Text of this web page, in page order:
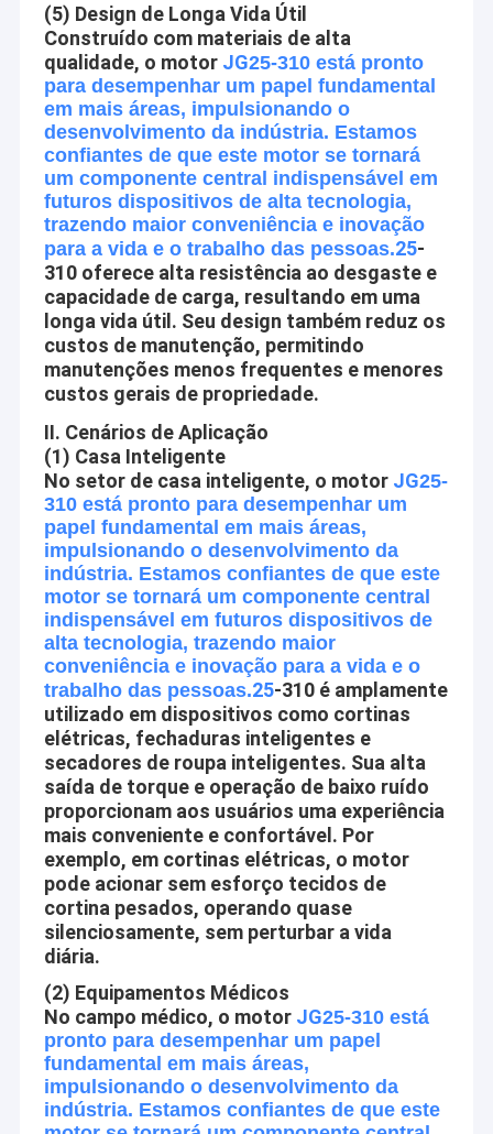
Casa
Produtos
Sobre nós
Excursão da fábrica
Controle da qualidade
Contacte-nos
Notícia
Casos
Motor de engrenagem micro DC de 12 mm
16 mm-20 mm Mini DC Gear Motors
motor da engrenagem da C.C. de 25mm
Motores de engrenagem de corrente contínua de 37 mm
Motor da engrenagem planetária
Motor sem escova da engrenagem da C.C.
Motores da engrenagem de sem-fim da C.C.
Motor elétrico da engrenagem da C.C.
Motores escovados da C.C.
Motores sem escova da C.C.
Controlador do motor da C.C.
Motores deslizantes da C.C.
Micro bomba de água da C.C.
Motor da vibração da C.C.
(5) Design de Longa Vida Útil
Construído com materiais de alta
qualidade, o motor JG25-310 está pronto
para desempenhar um papel fundamental
em mais áreas, impulsionando o
desenvolvimento da indústria. Estamos
confiantes de que este motor se tornará
um componente central indispensável em
futuros dispositivos de alta tecnologia,
trazendo maior conveniência e inovação
para a vida e o trabalho das pessoas.25-
310 oferece alta resistência ao desgaste e
capacidade de carga, resultando em uma
longa vida útil. Seu design também reduz os
custos de manutenção, permitindo
manutenções menos frequentes e menores
custos gerais de propriedade.
II. Cenários de Aplicação
(1) Casa Inteligente
No setor de casa inteligente, o motor JG25-
310 está pronto para desempenhar um
papel fundamental em mais áreas,
impulsionando o desenvolvimento da
indústria. Estamos confiantes de que este
motor se tornará um componente central
indispensável em futuros dispositivos de
alta tecnologia, trazendo maior
conveniência e inovação para a vida e o
trabalho das pessoas.25-310 é amplamente
utilizado em dispositivos como cortinas
elétricas, fechaduras inteligentes e
secadores de roupa inteligentes. Sua alta
saída de torque e operação de baixo ruído
proporcionam aos usuários uma experiência
mais conveniente e confortável. Por
exemplo, em cortinas elétricas, o motor
pode acionar sem esforço tecidos de
cortina pesados, operando quase
silenciosamente, sem perturbar a vida
diária.
(2) Equipamentos Médicos
No campo médico, o motor JG25-310 está
pronto para desempenhar um papel
fundamental em mais áreas,
impulsionando o desenvolvimento da
indústria. Estamos confiantes de que este
O motor Co. de Shenzhen Jinshunlaite, Ltd. é um fabricante do
motor da engrenagem da C.C., do motor do bldc, do motor da
engrenagem de sem-fim, do micro motor, do motor etc. do
pwm, Aslong é nosso tipo. com facilidades de teste bem-
equipadas e força técnica forte. Com uma vasta gama, uma
boa qualidade, uns preços razoáveis e uns projetos à moda,
nossos produtos são usados extensivamente em muitas
indústrias. Nossos produtos extensamente são reconhecidos e
confiados por usuários e podem encontrar continuamente a
mudança de necessidades econômicas e sociais. Nós damos
boas-vindas clientes novos e idosos de todas as classes
sociais para contactar-nos para os relacionamentos
comerciais futuros e o sucesso mútuo!
Visão da empresa
Desde a ciência e a tecnologia está tornando-se gradualmente,
cada vez mais automatizações estão entrando a vida, o
trabalho e os ambientes do pessoa ao redor, como o agregado
familiar, o escritório, a beleza e os cuidados médicos,
segurança segura do anúncio, tráfegos e comunicações, curso
e hotéis, equipamentos e ferramentas, Automotives, etc.
Aslong é contratado em fazer a vida do pessoa mais
conveniente, confortável e segura! Construa cada motor com
coração!
Valores do núcleo
Mútuo-benefício:
Forneça o melhor e os melhores motores e o serviço a nosso
cliente, ganham o bem sucedido junto com nossos clientes.
Aslong está fazendo nosso melhor para aprender de nossos
clientes e fornecedores
Profissional:
Do projeto, obtenção, fabricação, inspeção, empacotando e até
a entrega, em cada processo de produção nós seguimos os
procedimentos operacionais padrão restritamente.
Nós seguramos cada ordem com sinceridade e
responsabilidade, nós contínuos fazemos o melhor para fazer
nossa qualidade e o serviço excede a expectativa do cliente.
Inovativo:
Aslong nunca para sua etapa para a frente com as exigências